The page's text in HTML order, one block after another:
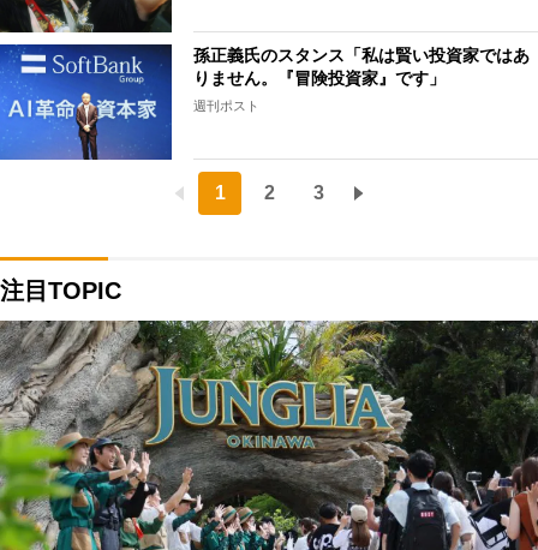
孫正義氏のスタンス「私は賢い投資家ではあ
りません。『冒険投資家』です」
週刊ポスト
1 2 3
注目TOPIC